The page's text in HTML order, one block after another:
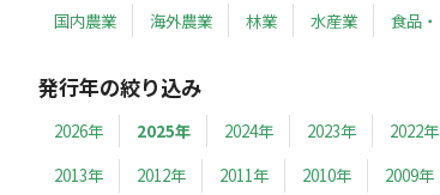
国内農業 海外農業 林業 水産業 食品
発行年の絞り込み
2026年 2025年 2024年 2023年 2022年
2013年
2012年 2011年 2010年 2009年